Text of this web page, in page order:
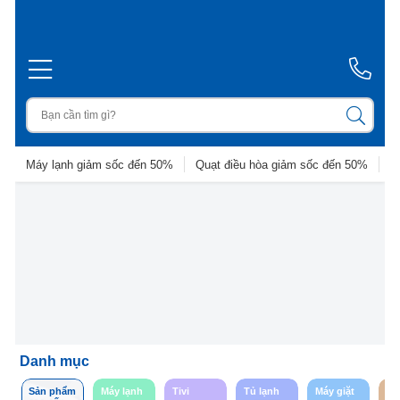
Máy lạnh giảm sốc đến 50% Quạt điều hòa giảm sốc đến 50%
Danh mục
Sản phẩm
Máy lạnh Tivi Tủ lạnh Máy giặt